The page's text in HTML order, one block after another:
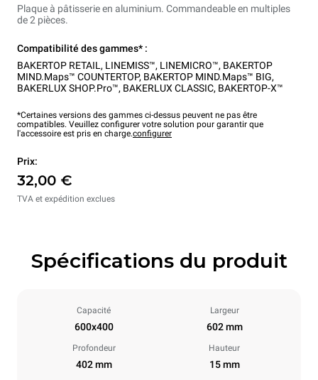
Plaque à pâtisserie en aluminium. Commandeable en multiples
de 2 pièces.
Compatibilité des gammes* :
BAKERTOP RETAIL , LINEMISS™, LINEMICRO™, BAKERTOP
MIND.Maps™ COUNTERTOP, BAKERTOP MIND.Maps™ BIG,
BAKERLUX SHOP.Pro™, BAKERLUX CLASSIC, BAKERTOP-X™
*Certaines versions des gammes ci-dessus peuvent ne pas être
compatibles. Veuillez configurer votre solution pour garantir que
l'accessoire est pris en charge.configurer
Prix:
32,00 €
TVA et expédition exclues
Spécifications du produit
Capacité
600x400
Largeur
602 mm
Profondeur
402 mm
Hauteur
15 mm